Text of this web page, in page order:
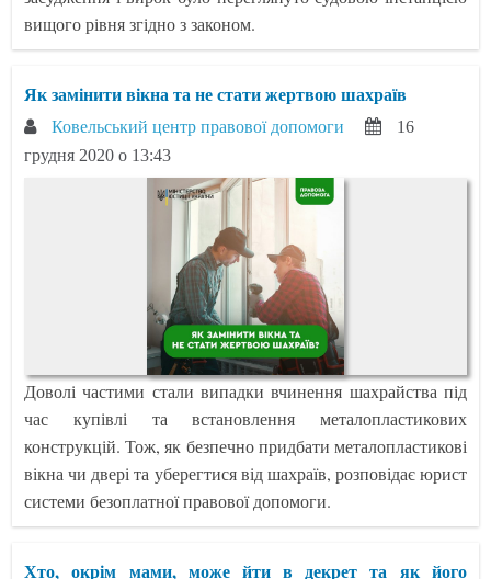
вищого рівня згідно з законом.
Як замінити вікна та не стати жертвою шахраїв
Ковельський центр правової допомоги
16
грудня 2020 о 13:43
Доволі частими стали випадки вчинення шахрайства під
час купівлі та встановлення металопластикових
конструкцій. Тож, як безпечно придбати металопластикові
вікна чи двері та уберегтися від шахраїв, розповідає юрист
системи безоплатної правової допомоги.
Хто, окрім мами, може йти в декрет та як його